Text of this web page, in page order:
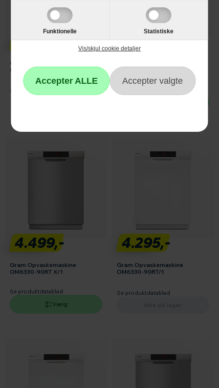
Funktionelle Statistiske
Vis/skjul cookie detaljer
3.590,-
Gram Opvaskemaskine 45 cm
OM4330-90RT/1
Se produktdatablad
2.999,-
OM6100-90T/1
4.499,-
Gram Opvaskemaskine
OM6330-90RT X/1
Se produktdatablad
Vælg
4.295,-
Gram Opvaskemaskine
OM6330-90RT/1
Se produktdatablad